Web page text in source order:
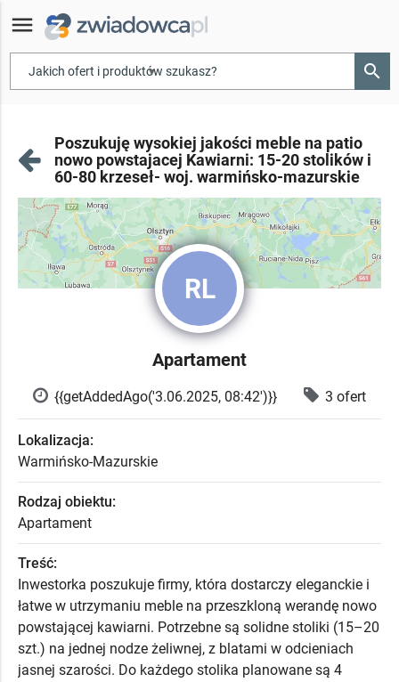
menu
▾ search
Poszukuję wysokiej jakości meble na patio
nowo powstajacej Kawiarni: 15-20 stolików i
60-80 krzeseł- woj. warmińsko-mazurskie
RL
Apartament
{{getAddedAgo('3.06.2025, 08:42')}} 3 ofert
Lokalizacja:
Warmińsko-Mazurskie
Rodzaj obiektu:
Apartament
Treść:
Inwestorka poszukuje firmy, która dostarczy eleganckie i
łatwe w utrzymaniu meble na przeszkloną werandę nowo
powstającej kawiarni. Potrzebne są solidne stoliki (15–20
szt.) na jednej nodze żeliwnej, z blatami w odcieniach
jasnej szarości. Do każdego stolika planowane są 4